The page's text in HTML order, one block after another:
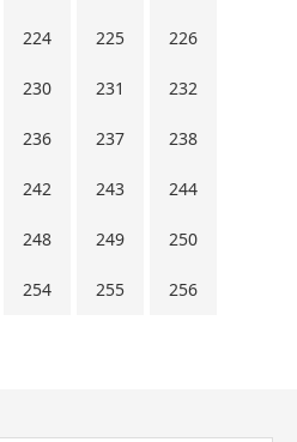
224 225 226
230 231 232
236 237 238
242 243 244
248 249 250
254 255 256